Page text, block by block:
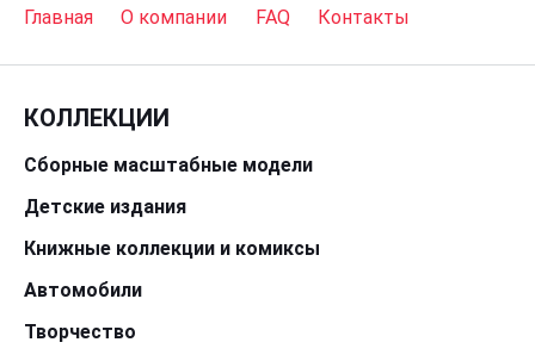
Главная О компании FAQ Контакты
КОЛЛЕКЦИИ
Сборные масштабные модели
Детские издания
Книжные коллекции и комиксы
Автомобили
Творчество